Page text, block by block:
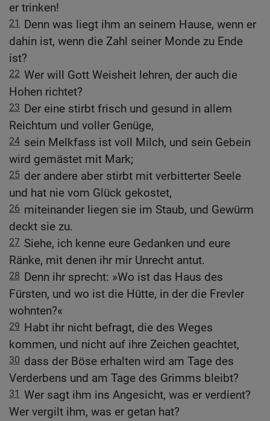
er trinken!
21
Denn was liegt ihm an seinem Hause, wenn er
dahin ist, wenn die Zahl seiner Monde zu Ende
ist?
22 Wer will Gott Weisheit lehren, der auch die
Hohen richtet?
23 Der eine stirbt frisch und gesund in allem
Reichtum und voller Genüge,
24 sein Melkfass ist voll Milch, und sein Gebein
wird gemästet mit Mark;
25 der andere aber stirbt mit verbitterter Seele
und hat nie vom Glück gekostet,
26 miteinander liegen sie im Staub, und Gewürm
deckt sie zu.
27 Siehe, ich kenne eure Gedanken und eure
Ränke, mit denen ihr mir Unrecht antut.
28 Denn ihr sprecht: »Wo ist das Haus des
Fürsten, und wo ist die Hütte, in der die Frevler
wohnten?«
29 Habt ihr nicht befragt, die des Weges
kommen, und nicht auf ihre Zeichen geachtet,
30 dass der Böse erhalten wird am Tage des
Verderbens und am Tage des Grimms bleibt?
31 Wer sagt ihm ins Angesicht, was er verdient?
Wer vergilt ihm, was er getan hat?